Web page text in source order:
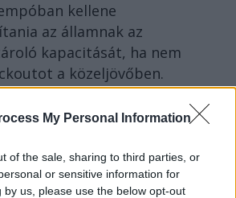
My Personal Information
of the sale, sharing to third parties, or
or sensitive information for
by us, please use the below opt-out
kellene
az államnak az
kapacitását, ha nem
a közeljövőben.
légtere felől érkező drón
Bulgáriában, nem